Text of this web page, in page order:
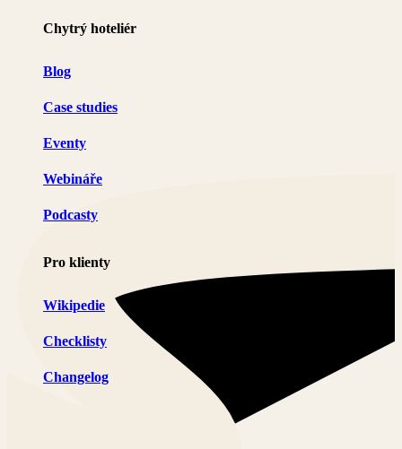
Chytrý hoteliér
Blog
Case studies
Eventy
Webináře
Podcasty
Pro klienty
Wikipedie
Checklisty
Changelog